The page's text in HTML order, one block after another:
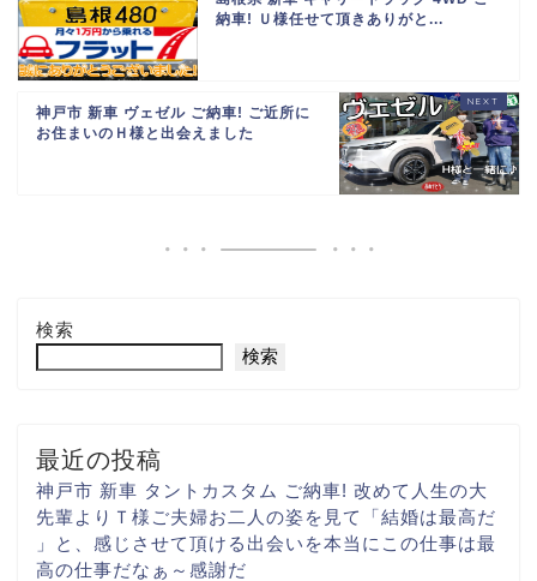
納車! Ｕ様任せて頂きありがと...
神戸市 新車 ヴェゼル ご納車! ご近所に
お住まいのＨ様と出会えました
検索
検索
最近の投稿
神戸市 新車 タントカスタム ご納車! 改めて人生の大
先輩より Ｔ様ご夫婦お二人の姿を見て
「結婚は最高だ
」と、感じさせて頂ける出会いを本当にこの仕事は最
高の仕事だなぁ～ 感謝だ